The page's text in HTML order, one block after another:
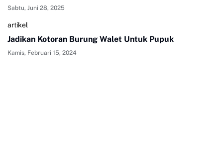
Sabtu, Juni 28, 2025
artikel
Jadikan Kotoran Burung Walet Untuk Pupuk
Kamis, Februari 15, 2024